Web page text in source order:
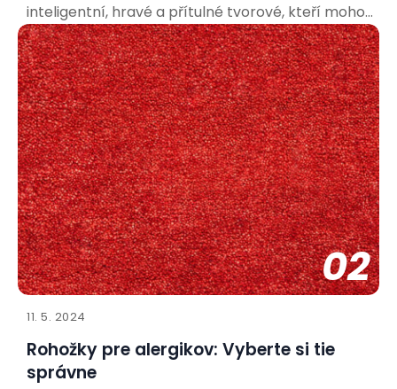
inteligentní, hravé a přítulné tvorové, kteří mohou
přinést do vašeho života spoustu radosti. Aby bylo
soužití co nejpříjemnější pro vás i vašeho nového
spolubydlícího, je důležité připravit se a vytvořit
mu vhodné
02
11. 5. 2024
Rohožky pre alergikov: Vyberte si tie
správne